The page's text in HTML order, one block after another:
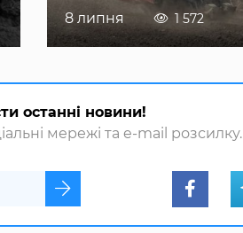
8 липня 1 572
останні новини!
мережі та e-mail розсилку.